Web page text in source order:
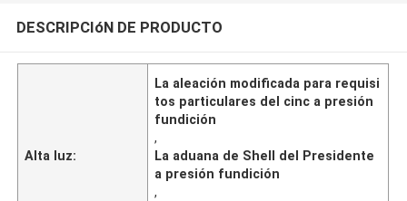
DESCRIPCIóN DE PRODUCTO
Alta luz:
La aleación modificada para requisi
tos particulares del cinc a presión
fundición
,
La aduana de Shell del Presidente
a presión fundición
,